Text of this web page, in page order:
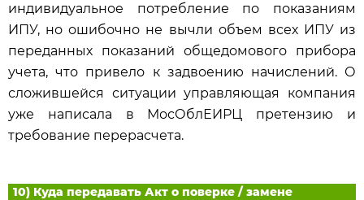
индивидуальное потребление по показаниям
ИПУ, но ошибочно не вычли объем всех ИПУ из
переданных показаний общедомового прибора
учета, что привело к задвоению начислений. О
сложившейся ситуации управляющая компания
уже написала в МосОблЕИРЦ претензию и
требование перерасчета.
10) Куда передавать Акт о поверке / замене